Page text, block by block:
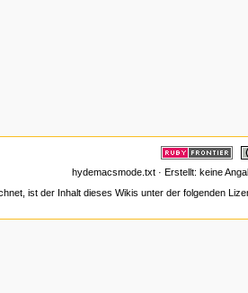
hydemacsmode.txt · Erstellt: keine
ist der Inhalt dieses Wikis unter der folgenden